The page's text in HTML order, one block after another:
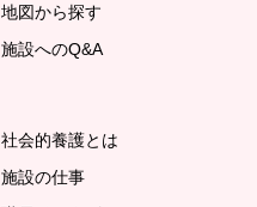
地図から探す
施設へのQ&A
社会的養護とは
施設の仕事